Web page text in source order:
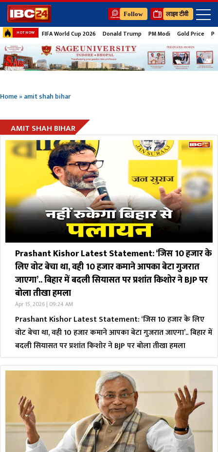
Follow लाइव टीवी
HOT NOW FIFA World Cup 2026 Donald Trump PM Modi Gold Price
Home»amit shah bihar
AMIT SHAH BIHAR
Prashant Kishor Latest Statement: ‘जिस 10 हजार के
लिए वोट बेचा था, वही 10 हजार कमाने आपका बेटा गुजरात
जाएगा’.. बिहार में बदली सियासत पर प्रशांत किशोर ने BJP पर
बोला तीखा हमला
Apr 15, 2026 | 09:24 AM
Prashant Kishor Latest Statement: ‘जिस 10 हजार के लिए
वोट बेचा था, वही 10 हजार कमाने आपका बेटा गुजरात जाएगा’.. बिहार में
बदली सियासत पर प्रशांत किशोर ने BJP पर बोला तीखा हमला